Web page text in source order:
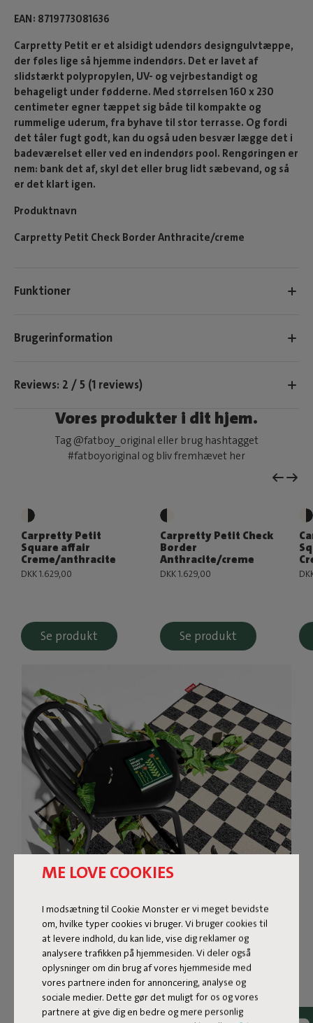
ME LOVE COOKIES
I modsætning til Cookie Monster er vi meget bevidste
om, hvilke typer cookies vi bruger. Vi bruger cookies til
at levere indhold, du kan lide, vise dig reklamer og
analysere trafikken på hjemmesiden. Vi deler også
oplysninger om din brug af vores hjemmeside med
vores partnere inden for annoncering, analyse og
sociale medier. Dette gør det muligt for os og vores
partnere at give dig en bedre og mere personlig
EAN 8719773081636
Carpretty Petit er et alsidigt udendørs designgulvtæppe,
der føles lige så hjemme indendørs. Det er lavet af
slidstærkt polypropylen, UV- og vejrbestandigt og
behageligt under fødderne. Med størrelsen 160 x 230
centimeter egner tæppet sig både til kompakte og
rummelige uderum, fra byhave til stor terrasse. Og fordi
det tåler fugt godt, kan du også uden besvær lægge det i
badeværelset eller ved en indendørs pool. Rengøringen er
nem: bank det af, skyl det eller brug lidt sæbevand, og så
er det klart igen.
Produktnavn
Carpretty Petit Check Border Anthracite/creme
Funktioner
Brugerinformation
Reviews: 2 / 5 (1 reviews)
Vores produkter i dit hjem.
Tag @fatboy_original eller brug hashtagget
#fatboyoriginal og bliv fremhævet her
Carpretty Petit
Square affair
Creme/anthracite
DKK 1.629,00
Se produkt
Carpretty Petit Check
Border
Anthracite/creme
DKK 1.629,00
Se produkt
DESIGNGULVTÆPPE TIL
INDENDØRS OG
UDENDØRS BRUG